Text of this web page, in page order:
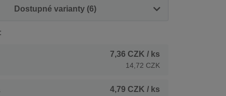
Dostupné varianty (6)
7,36 CZK / ks
14,72 CZK
4,79 CZK / ks